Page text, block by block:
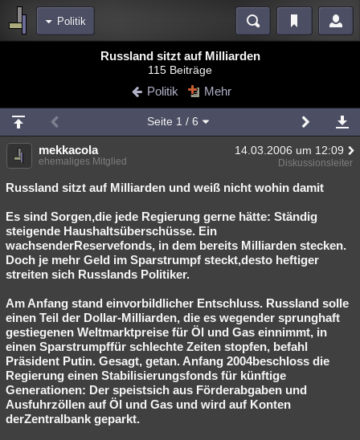
Politik
Blogs
Chat Wiki Neuigkeiten
meine Rubriken
Menschen Wissenschaft Mystery Kriminalfälle
Spiritualität Verschwörungen Technologie Ufologie
Natur Umfragen Unterhaltung
weitere Rubriken
Philosophie Träume Orte Esoterik Literatur
Astronomie Helpdesk Gruppen Gaming Filme
Musik Clash Verbesserungen Allmystery English
Übersichten
Besucht Teilgenommen Alle Neue Geschlossen
Lesenswert Schlüsselwörter
Russland sitzt auf Milliarden
115 Beiträge
Politik Mehr
Seite 1 / 6
mekkacola 14.03.2006 um 12:09
ehemaliges Mitglied Diskussionsleiter
Russland sitzt auf Milliarden und weiß nicht wohin damit
Es sind Sorgen,die jede Regierung gerne hätte: Ständig
steigende Haushaltsüberschüsse. Ein
wachsenderReservefonds, in dem bereits Milliarden stecken.
Doch je mehr Geld im Sparstrumpf steckt,desto heftiger
streiten sich Russlands Politiker.
Am Anfang stand einvorbildlicher Entschluss. Russland solle
einen Teil der Dollar-Milliarden, die es wegender sprunghaft
gestiegenen Weltmarktpreise für Öl und Gas einnimmt, in
einen Sparstrumpffür schlechte Zeiten stopfen, befahl
Präsident Putin. Gesagt, getan. Anfang 2004beschloss die
Regierung einen Stabilisierungsfonds für künftige
Generationen: Der speistsich aus Förderabgaben und
Ausfuhrzöllen auf Öl und Gas und wird auf Konten
derZentralbank geparkt.